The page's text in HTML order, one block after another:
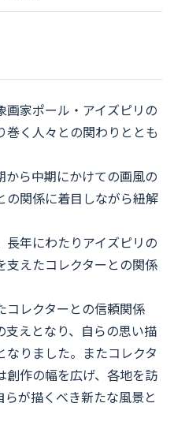
家ポール・アイズピリの
く人々との関わりととも
ら中期にかけての画風の
の関係に着目しながら紐解
年にわたりアイズピリの
支えたコレクターとの関係
コレクターとの信頼関係
えとなり、自らの思い描
なりました。またコレクタ
創作の幅を広げ、各地を訪
が描くべき新たな風景と